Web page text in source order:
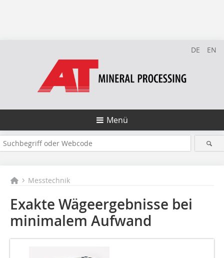
DE EN
Menü
Messtechnik
Exakte Wägeergebnisse bei
minimalem ­Aufwand